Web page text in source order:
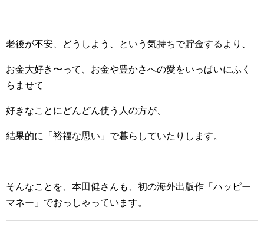
老後が不安、どうしよう、という気持ちで貯金するより、
お金大好き〜って、お金や豊かさへの愛をいっぱいにふく
らませて
好きなことにどんどん使う人の方が、
結果的に「裕福な思い」で暮らしていたりします。
そんなことを、本田健さんも、初の海外出版作「ハッピー
マネー」でおっしゃっています。